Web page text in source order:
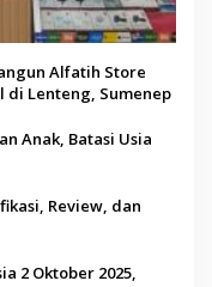
Alfatih Store
di Lenteng, Sumenep
Anak, Batasi Usia
Review, dan
2 Oktober 2025,